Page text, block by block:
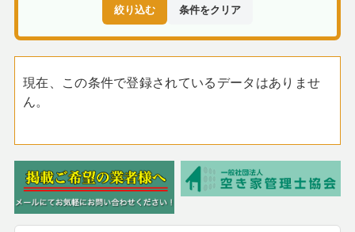
絞り込む 条件をクリア
現在、この条件で登録されているデータはありませ
ん。